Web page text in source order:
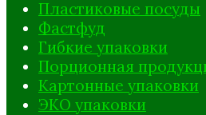
Пластиковые посуды
Фастфуд
Гибкие упаковки
Порционная
Картонные упаковки
ЭКО упаковки